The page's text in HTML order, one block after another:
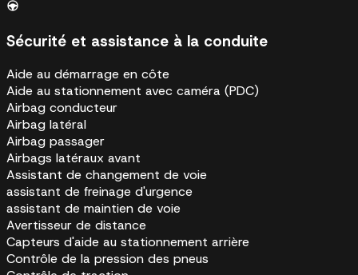
Sécurité et assistance à la conduite
Aide au démarrage en côte
Aide au stationnement avec caméra (PDC)
Airbag conducteur
Airbag latéral
Airbag passager
Airbags latéraux avant
Assistant de changement de voie
assistant de freinage d'urgence
assistant de maintien de voie
Avertisseur de distance
Capteurs d'aide au stationnement arrière
Contrôle de la pression des pneus